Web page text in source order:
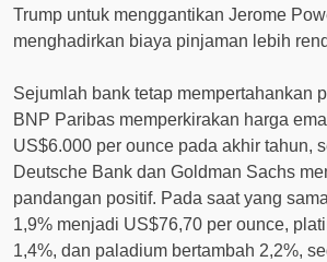
Trump untuk menggantikan Jerome
menghadirkan biaya pinjaman lebih
Sejumlah bank tetap mempertahankan
BNP Paribas memperkirakan harga
US$6.000 per ounce pada akhir tahun,
Deutsche Bank dan Goldman Sachs
pandangan positif. Pada saat yang
1,9% menjadi US$76,70 per ounce,
1,4%, dan paladium bertambah 2,2%,